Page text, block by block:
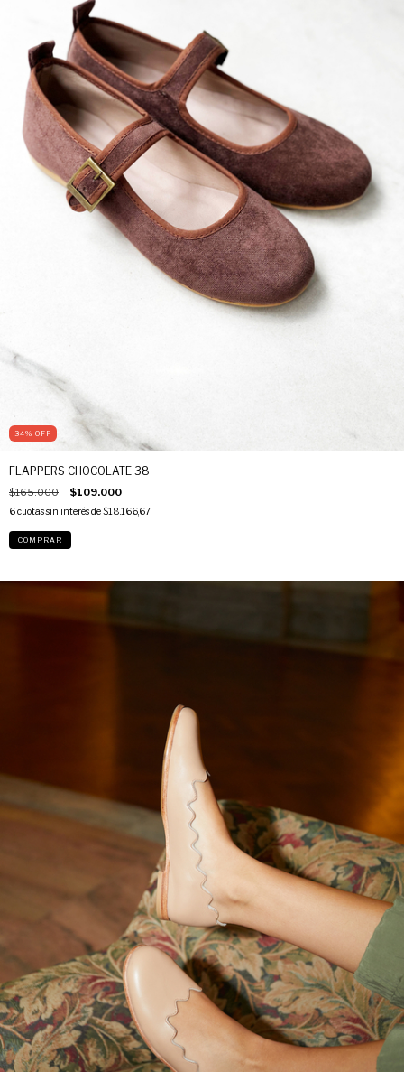
34% OFF
FLAPPERS CHOCOLATE 38
$165.000 $109.000
6cuotas sin interés de$18.166,67
COMPRAR